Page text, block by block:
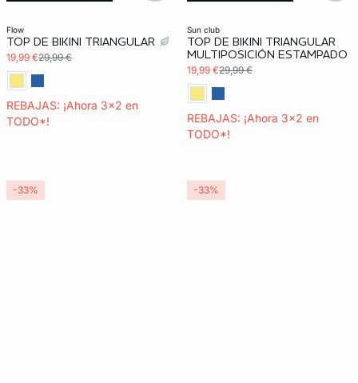
flow
TOP DE BIKINI TRIANGULAR
19,99 €29,99 €
REBAJAS: ¡Ahora 3x2 en
TODO*!
sun club
TOP DE BIKINI TRIANGULAR
MULTIPOSICIÓN ESTAMPADO
19,99 €29,99 €
REBAJAS: ¡Ahora 3x2 en
TODO*!
-33% -33%